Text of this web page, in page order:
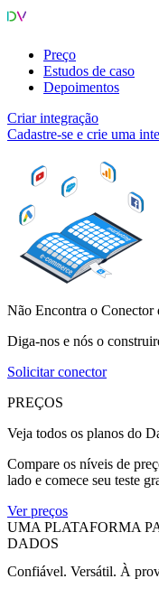
Preço
Estudos de caso
Depoimentos
Criar integração
Cadastre-se e crie uma
Não Encontra o Conector
Diga-nos e nós o
Solicitar conector
PREÇOS
Veja todos os planos do
Compare os níveis de
lado e comece seu teste
Ver preços
UMA PLATAFORMA
DADOS
Confiável. Versátil. À